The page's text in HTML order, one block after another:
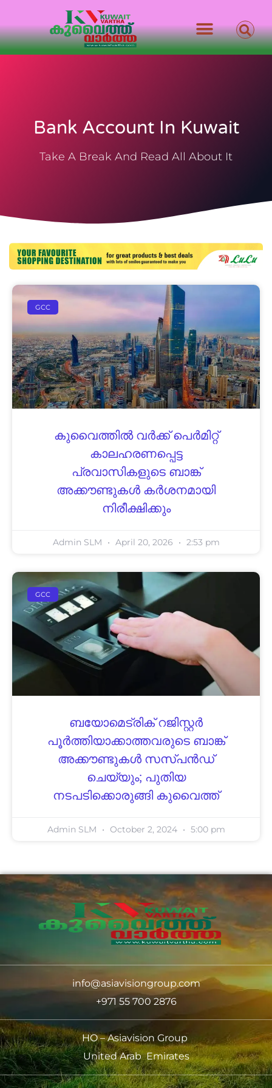
Bank Account In Kuwait
Take A Break And Read All About It
GCC
കുവൈത്തിൽ വർക്ക്‌ പെർമിറ്റ്‌
കാലഹരണപ്പെട്ട
പ്രവാസികളുടെ ബാങ്ക്
അക്കൗണ്ടുകൾ കർശനമായി
നിരീക്ഷിക്കും
Admin SLM April 20, 2026 2:53 pm
GCC
ബയോമെട്രിക് റജിസ്റ്റർ
പൂർത്തിയാക്കാത്തവരുടെ ബാങ്ക്
അക്കൗണ്ടുകൾ സസ്പൻഡ്
ചെയ്യും; പുതിയ
നടപടിക്കൊരുങ്ങി കുവൈത്ത്
Admin SLM October 2, 2024 5:00 pm
info@asiavisiongroup.com
+971 55 700 2876
HO – Asiavision Group
United Arab Emirates